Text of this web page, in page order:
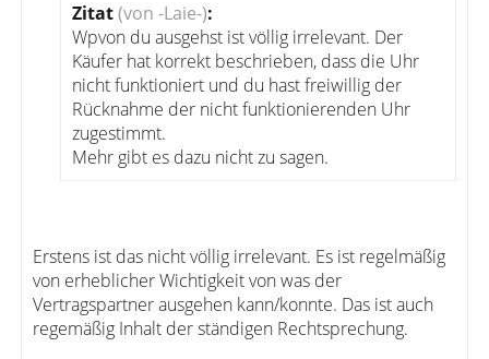
Zitat(von -Laie-):
Wpvon du ausgehst ist völlig irrelevant. Der
Käufer hat korrekt beschrieben, dass die Uhr
nicht funktioniert und du hast freiwillig der
Rücknahme der nicht funktionierenden Uhr
zugestimmt.
Mehr gibt es dazu nicht zu sagen.
Erstens ist das nicht völlig irrelevant. Es ist regelmäßig
von erheblicher Wichtigkeit von was der
Vertragspartner ausgehen kann/konnte. Das ist auch
regemäßig Inhalt der ständigen Rechtsprechung.